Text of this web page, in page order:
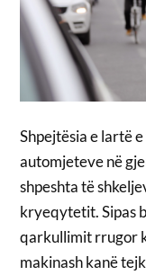
Shpejtësia e lartë
automjeteve në
shpeshta të
kryeqytetit. Sipas
qarkullimit rrugor
makinash kanë